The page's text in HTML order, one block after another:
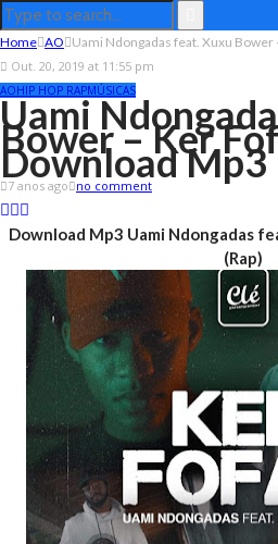
Home AO Uami Ndongadas feat. Xuxu Bower
Out. 20, 2019 at 11:55 pm
AOHIP HOP RAPMÚSICAS
Uami
Bower – Ker
Download Mp3
7 anos ago no comment
Download Mp3 Uami Ndongadas
(Rap)